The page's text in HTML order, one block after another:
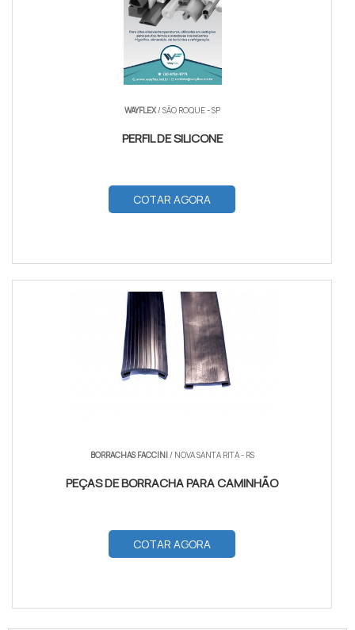
WAYFLEX/ SÃO ROQUE - SP
PERFIL DE SILICONE
COTAR AGORA
BORRACHAS FACCINI/ NOVA SANTA RITA - RS
PEÇAS DE BORRACHA PARA CAMINHÃO
COTAR AGORA